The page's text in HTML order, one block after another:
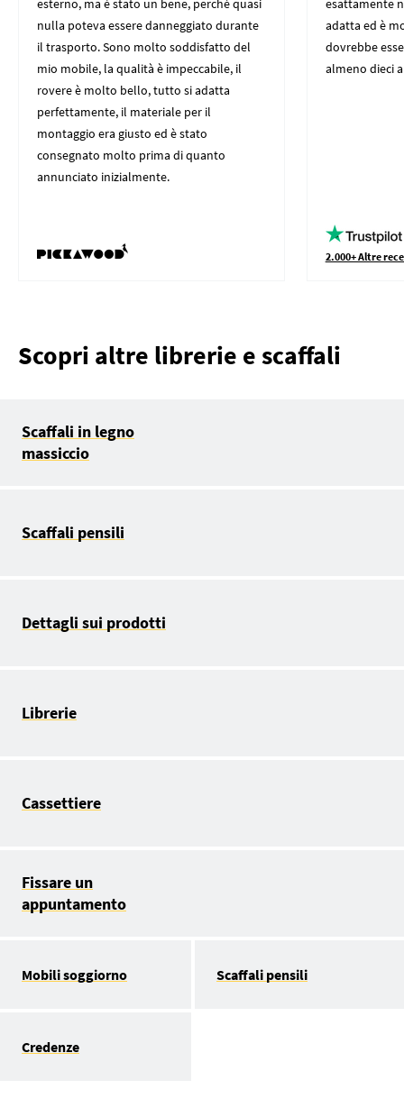
esterno, ma è stato un bene, perché quasi
nulla poteva essere danneggiato durante
il trasporto. Sono molto soddisfatto del
mio mobile, la qualità è impeccabile, il
rovere è molto bello, tutto si adatta
perfettamente, il materiale per il
montaggio era giusto ed è stato
consegnato molto prima di quanto
annunciato inizialmente.
esattamente
adatta ed è
dovrebbe
almeno dieci
2.000+ Altre
Scopri altre librerie e scaffali
Scaffali in legno
massiccio
Scaffali pensili
Dettagli sui prodotti
Librerie
Cassettiere
Fissare un
appuntamento
Mobili soggiorno Scaffali pensili
Credenze